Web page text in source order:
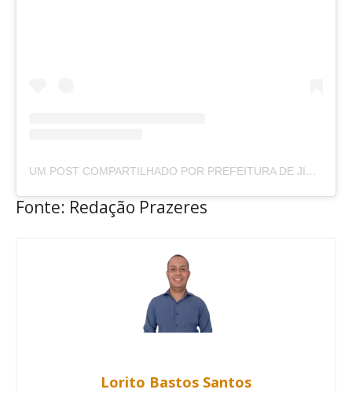
UM POST COMPARTILHADO POR PREFEITURA DE JIQUIRIÇÁ (@PREFEITURADEJIQUIRICA)
Fonte: Redação Prazeres
Lorito Bastos Santos